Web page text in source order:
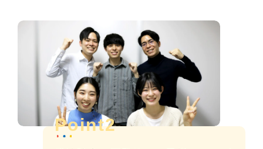
Point2